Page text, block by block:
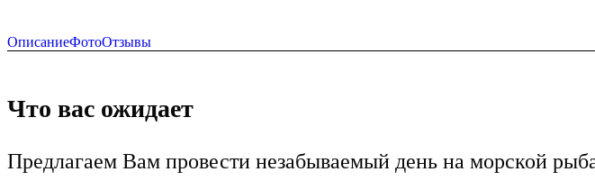
ОписаниеФотоОтзывы
Что вас ожидает
Предлагаем Вам провести незабываемый день на морской